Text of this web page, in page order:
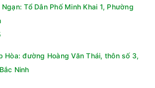
Tổ Dân Phố Minh Khai 1, Phường
Hòa: đường Hoàng Văn Thái, thôn số 3,
Ninh